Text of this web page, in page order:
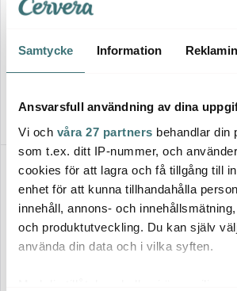
Samtycke Information
Ansvarsfull användning av dina
Vi och våra 27 partners behandlar din
som t.ex. ditt IP-nummer, och
cookies för att lagra och få tillgång till
enhet för att kunna tillhandahålla
innehåll, annons- och
och produktutveckling. Du kan själv
använda din data och i vilka syften.
Scanpan
1539 kr 2199 kr
45% Superklipp